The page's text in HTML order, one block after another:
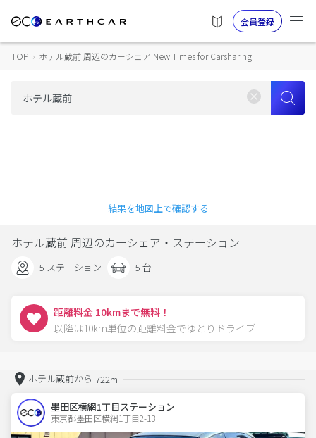
会員登録
TOP › ホテル蔵前 周辺のカーシェア New Times for Carsharing
結果を地図上で確認する
ホテル蔵前 周辺のカーシェア・ステーション
5 ステーション 5 台
距離料金 10kmまで無料！
以降は10km単位の距離料金でゆとりドライブ
ホテル蔵前から 722m
墨田区横網1丁目ステーション
東京都墨田区横網1丁目2-13